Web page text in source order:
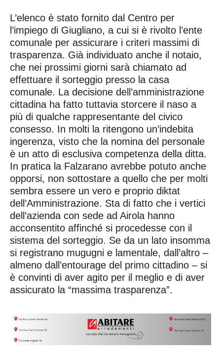
L’elenco è stato fornito dal Centro per
l’impiego di Giugliano, a cui si è rivolto l’ente
comunale per assicurare i criteri massimi di
trasparenza. Già individuato anche il notaio,
che nei prossimi giorni sarà chiamato ad
effettuare il sorteggio presso la casa
comunale. La decisione dell’amministrazione
cittadina ha fatto tuttavia storcere il naso a
più di qualche rappresentante del civico
consesso. In molti la ritengono un’indebita
ingerenza, visto che la nomina del personale
è un atto di esclusiva competenza della ditta.
In pratica la Falzarano avrebbe potuto anche
opporsi, non sottostare a quello che per molti
sembra essere un vero e proprio diktat
dell’Amministrazione. Sta di fatto che i vertici
dell’azienda con sede ad Airola hanno
acconsentito affinché si procedesse con il
sistema del sorteggio. Se da un lato insomma
si registrano mugugni e lamentale, dall’altro –
almeno dall’entourage del primo cittadino – si
è convinti di aver agito per il meglio e di aver
assicurato la “massima trasparenza”.